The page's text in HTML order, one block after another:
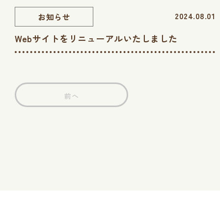
お知らせ 2024.08.01
Webサイトをリニューアルいたしました
前へ